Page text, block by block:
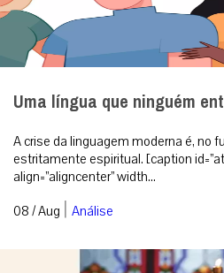
Uma língua que ninguém
A crise da linguagem moderna é, no
estritamente espiritual. [caption
align=”aligncenter” width...
08 / Aug | Análise